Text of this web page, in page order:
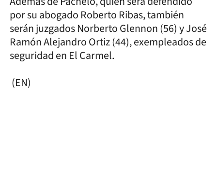
por su abogado Roberto Ribas, también
serán juzgados Norberto Glennon (56) y José
Ramón Alejandro Ortiz (44), exempleados de
seguridad en El Carmel.
(EN)